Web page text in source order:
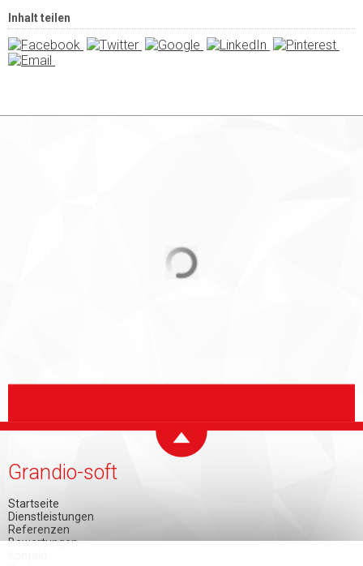
Inhalt teilen
Grandio-soft
Startseite
Dienstleistungen
Referenzen
Bewertungen